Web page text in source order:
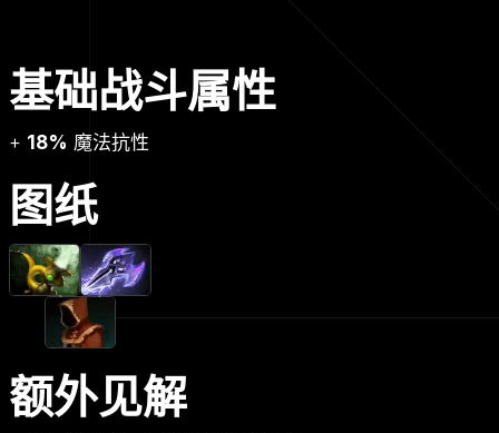
基础战斗属性
+ 18% 魔法抗性
图纸
额外见解